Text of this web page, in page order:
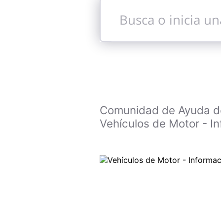
Busca
inicia
Comunidad de Ayuda
Vehículos de Motor -